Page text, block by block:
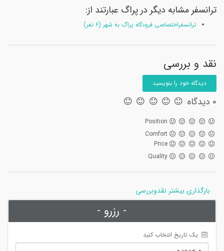
ترانسفر مشابه دیگر در پراگ عبارتند از:
ترانسفراختصاصی فرودگاه پراگ به شهر (۶ نفر)
نقد و بررسی
دیدگاه خود را بنویسید
0 دیدگاه
Position
Comfort
Price
Quality
بارگذاری بیشتر نقدوبررسی
- رزرو -
یک تاریخ انتخاب کنید